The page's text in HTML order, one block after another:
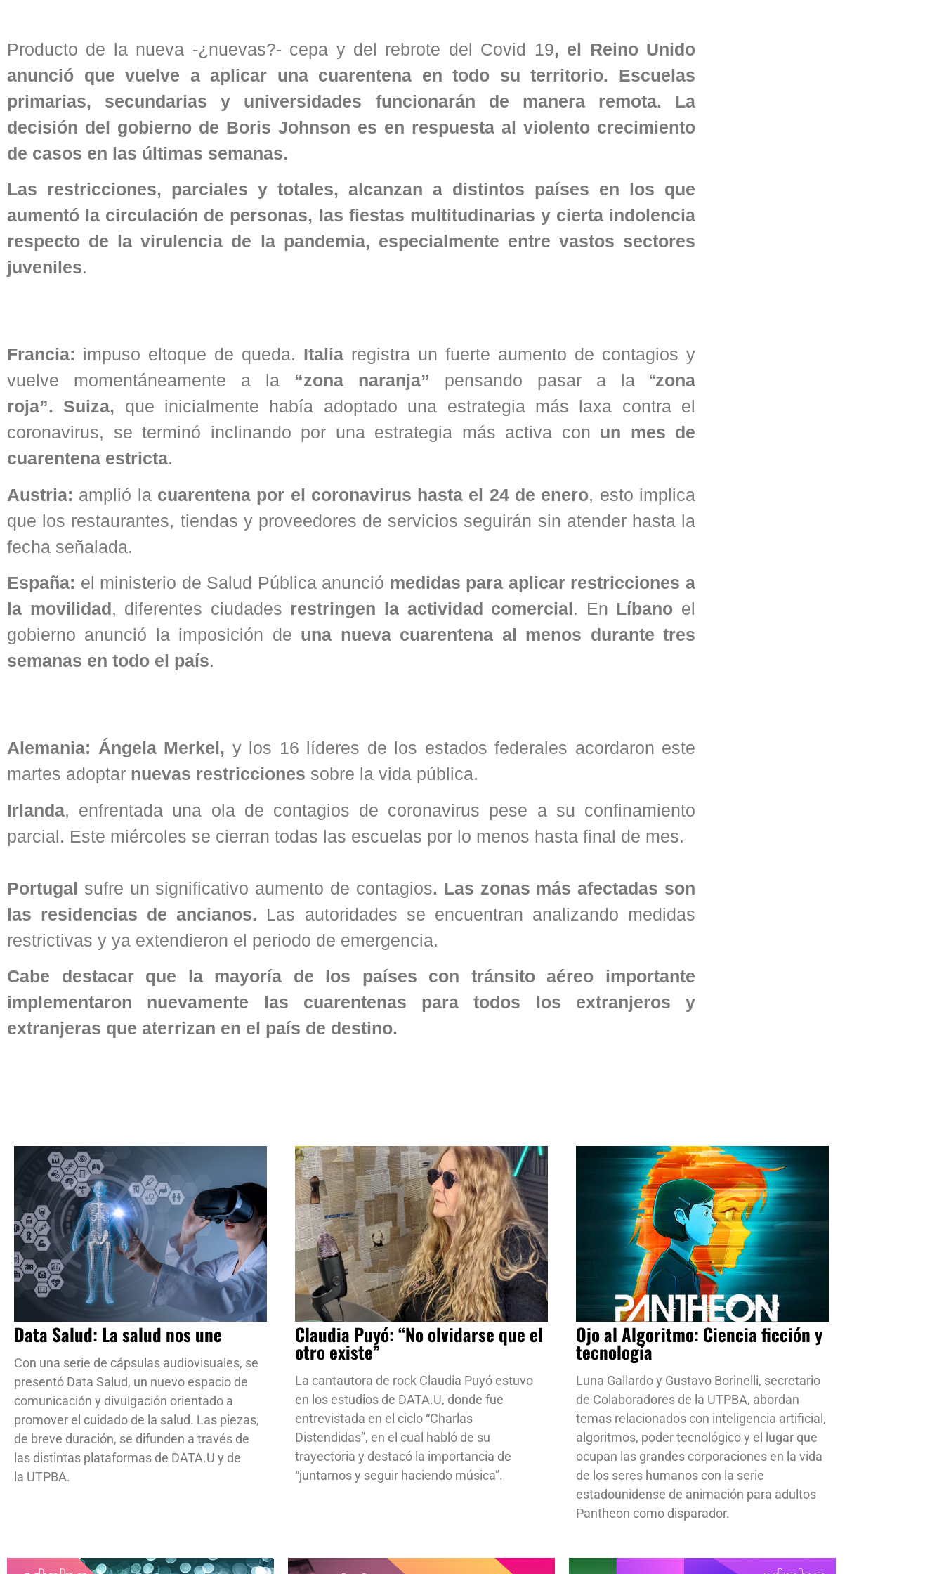
Producto de la nueva -¿nuevas?- cepa y del rebrote del Covid 19, el Reino Unido
anunció que vuelve a aplicar una cuarentena en todo su territorio.
Escuelas
primarias, secundarias y universidades funcionarán de manera remota. La
decisión del gobierno de Boris Johnson es en respuesta al violento crecimiento
de casos en las últimas semanas.
Las restricciones, parciales y totales, alcanzan a distintos países en los que
aumentó la circulación de personas, las fiestas multitudinarias y cierta indolencia
respecto de la virulencia de la pandemia, especialmente entre vastos sectores
juveniles.
Francia: impuso eltoque de queda. Italia registra un fuerte aumento de contagios y
vuelve momentáneamente a la “zona naranja” pensando pasar a la “zona
roja”. Suiza, que inicialmente había adoptado una estrategia más laxa contra el
coronavirus, se terminó inclinando por una estrategia más activa con un mes de
cuarentena estricta.
Austria: amplió la cuarentena por el coronavirus hasta el 24 de enero, esto implica
que los restaurantes, tiendas y proveedores de servicios seguirán sin atender hasta la
fecha señalada.
España: el ministerio de Salud Pública anunció medidas para aplicar restricciones a
la movilidad, diferentes ciudades restringen la actividad comercial. En Líbano el
gobierno anunció la imposición de una nueva cuarentena al menos durante tres
semanas en todo el país.
Alemania: Ángela Merkel, y los 16 líderes de los estados federales acordaron este
martes adoptar nuevas restricciones sobre la vida pública.
Irlanda, enfrentada una ola de contagios de coronavirus pese a su confinamiento
parcial. Este miércoles se cierran todas las escuelas por lo menos hasta final de mes.
Portugal sufre un significativo aumento de contagios. Las zonas más afectadas son
las residencias de ancianos. Las autoridades se encuentran analizando medidas
restrictivas y ya extendieron el periodo de emergencia.
Cabe destacar que la mayoría de los países con tránsito aéreo importante
implementaron nuevamente las cuarentenas para todos los extranjeros y
extranjeras que aterrizan en el país de destino.
Data Salud: La salud nos une
Con una serie de cápsulas audiovisuales, se
presentó Data Salud, un nuevo espacio de
comunicación y divulgación orientado a
promover el cuidado de la salud. Las piezas,
de breve duración, se difunden a través de
las distintas plataformas de DATA.U y de
la UTPBA.
Claudia Puyó: “No olvidarse que el
otro existe”
La cantautora de rock Claudia Puyó estuvo
en los estudios de DATA.U, donde fue
entrevistada en el ciclo “Charlas
Distendidas”, en el cual habló de su
trayectoria y destacó la importancia de
“juntarnos y seguir haciendo música”.
Ojo al Algoritmo: Ciencia ficción y
tecnología
Luna Gallardo y Gustavo Borinelli, secretario
de Colaboradores de la UTPBA, abordan
temas relacionados con inteligencia artificial,
algoritmos, poder tecnológico y el lugar que
ocupan las grandes corporaciones en la vida
de los seres humanos con la serie
estadounidense de animación para adultos
Pantheon como disparador.